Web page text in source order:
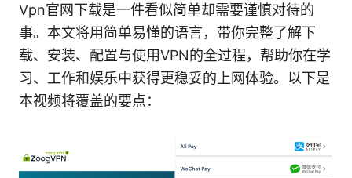
Vpn官网下载是一件看似简单却需要谨慎对待的
事。本文将用简单易懂的语言，带你完整了解下
载、安装、配置与使用VPN的全过程，帮助你在学
习、工作和娱乐中获得更稳妥的上网体验。以下是
本视频将覆盖的要点：